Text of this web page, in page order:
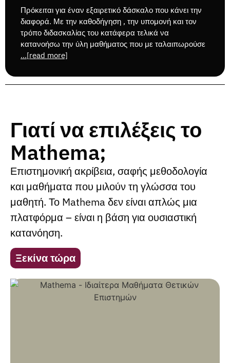
Πρόκειται για έναν εξαιρετικό δάσκαλο που κάνει την
διαφορά. Με την καθοδήγηση , την υπομονή και τον
τρόπο διδασκαλίας του κατάφερα τελικά να
κατανοήσω την ύλη μαθήματος που με ταλαιπωρούσε
...[read more]
Γιατί να επιλέξεις το
Mathema;
Επιστημονική ακρίβεια, σαφής μεθοδολογία
και μαθήματα που μιλούν τη γλώσσα του
μαθητή. Το Mathema δεν είναι απλώς μια
πλατφόρμα – είναι η βάση για ουσιαστική
κατανόηση.
Ξεκίνα τώρα